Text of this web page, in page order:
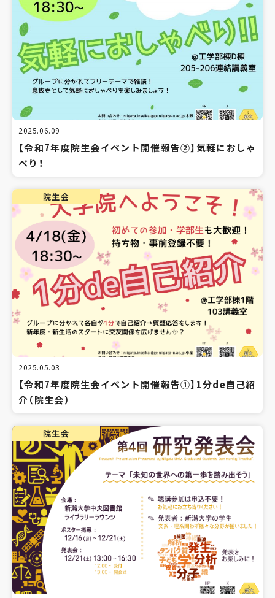
2025.06.09
【令和7年度院生会イベント開催報告②】気軽におしゃ
べり！
院生会
2025.05.03
【令和7年度院生会イベント開催報告①】1分de自己紹
介（院生会）
院生会